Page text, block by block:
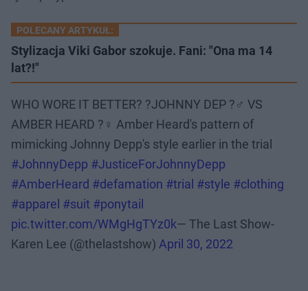
POLECANY ARTYKUŁ:
Stylizacja Viki Gabor szokuje. Fani: "Ona ma 14
lat?!"
WHO WORE IT BETTER? ?JOHNNY DEP ?‍♂️ VS
AMBER HEARD ?‍♀️ Amber Heard's pattern of
mimicking Johnny Depp's style earlier in the trial
#JohnnyDepp #JusticeForJohnnyDepp
#AmberHeard #defamation #trial #style #clothing
#apparel #suit #ponytail
pic.twitter.com/WMgHgTYz0k— The Last Show-
Karen Lee (@thelastshow) April 30, 2022